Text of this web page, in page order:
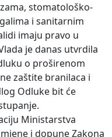
stomatološko-
i sanitarnim
imaju pravo u
je danas utvrdila
o proširenom
zaštite branilaca i
Odluke bit će
Ministarstva
i dopune Zakona